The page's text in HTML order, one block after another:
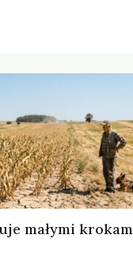
rozwiązania dla
w Polsce.
małymi